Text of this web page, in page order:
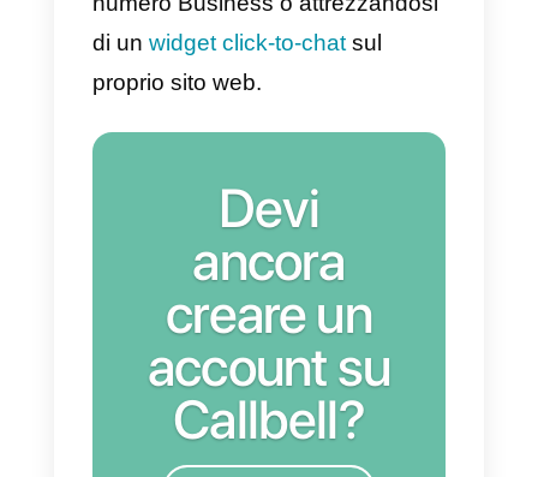
commerce o a
una richiesta di
supportoda parte di un cliente,
potrà essere gestito attraverso
Boarding pass, conferme di
spedizione e assistenza clienti
sono destinati a passare sempre
più attraverso l’applicazione dalla
cornetta verde e sempre meno